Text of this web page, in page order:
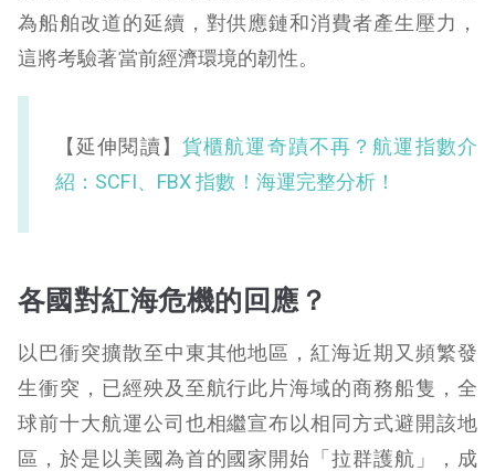
為船舶改道的延續，對供應鏈和消費者產生壓力，
這將考驗著當前經濟環境的韌性。
【延伸閱讀】 貨櫃航運奇蹟不再？航運指數介
紹：SCFI、FBX 指數！海運完整分析！
各國對紅海危機的回應？
以巴衝突擴散至中東其他地區，紅海近期又頻繁發
生衝突，已經殃及至航行此片海域的商務船隻，全
球前十大航運公司也相繼宣布以相同方式避開該地
區，於是以美國為首的國家開始「拉群護航」，成